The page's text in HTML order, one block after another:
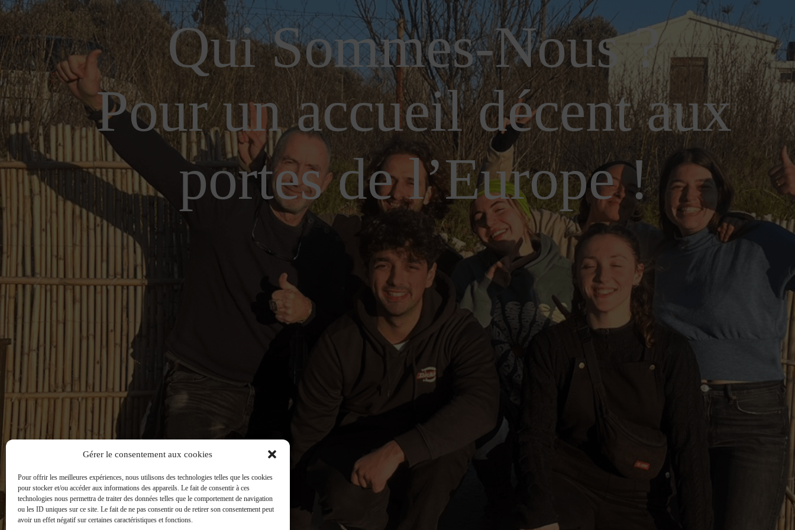
Gérer le consentement aux cookies
Pour offrir les meilleures expériences, nous utilisons des technologies telles que les cookies
pour stocker et/ou accéder aux informations des appareils. Le fait de consentir à ces
technologies nous permettra de traiter des données telles que le comportement de navigation
ou les ID uniques sur ce site. Le fait de ne pas consentir ou de retirer son consentement peut
avoir un effet négatif sur certaines caractéristiques et fonctions.
Qui Sommes-Nous ?
Pour un accueil décent aux
portes de l’Europe !